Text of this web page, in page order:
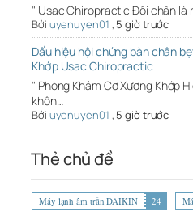
" Usac Chiropractic Đôi chân là
Bởi uyenuyen01 , 5 giờ trước
Dấu hiệu hội chứng bàn chân
Khớp Usac Chiropractic
" Phòng Khám Cơ Xương Khớp
khôn…
Bởi uyenuyen01 , 5 giờ trước
Thẻ chủ đề
Máy lạnh âm trần DAIKIN 24